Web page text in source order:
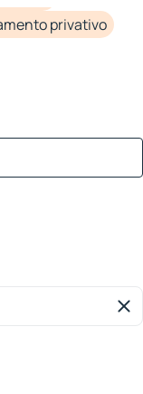
privativo